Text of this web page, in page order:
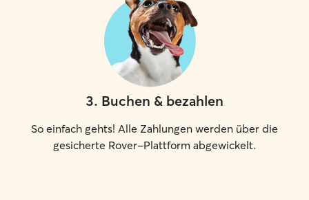
3. Buchen & bezahlen
So einfach gehts! Alle Zahlungen werden über die
gesicherte Rover-Plattform abgewickelt.